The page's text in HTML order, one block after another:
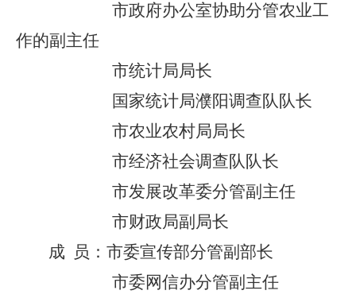
市政府办公室协助分管农业工
作的副主任
市统计局局长
国家统计局濮阳调查队队长
市农业农村局局长
市经济社会调查队队长
市发展改革委分管副主任
市财政局副局长
成
员： 市委宣传部分管副部长
市委网信办分管副主任